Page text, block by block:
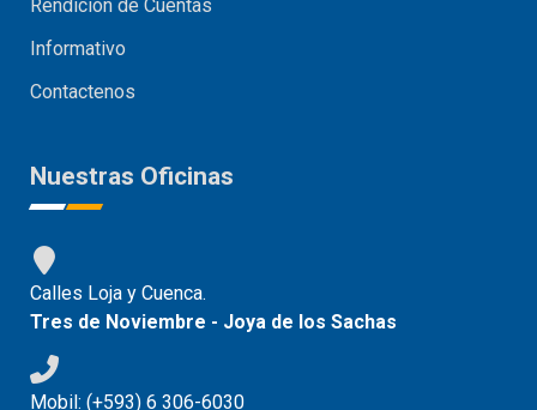
Rendición de Cuentas
Informativo
Contactenos
Nuestras Oficinas
Calles Loja y Cuenca.
Tres de Noviembre - Joya de los Sachas
Mobil: (+593) 6 306-6030